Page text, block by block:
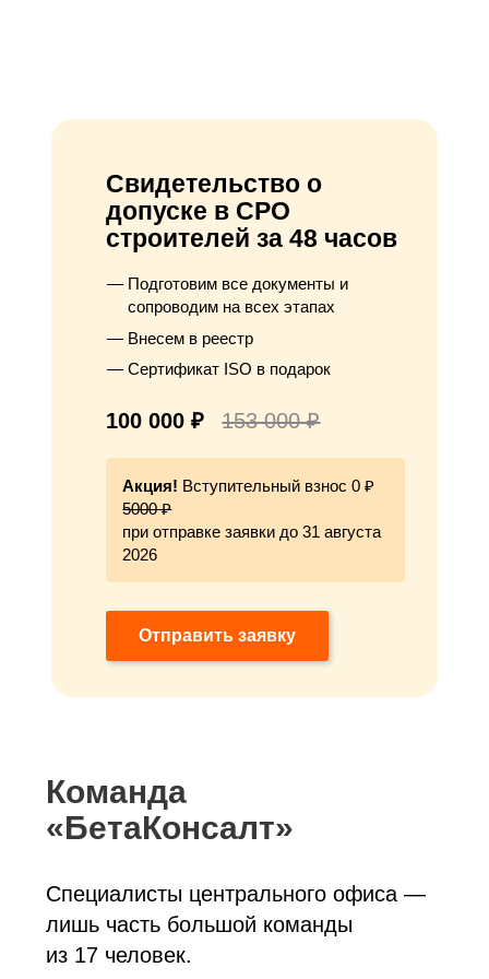
Свидетельство о
допуске в СРО
строителей за 48 часов
Подготовим все документы и
сопроводим на всех этапах
Внесем в реестр
Сертификат ISO в подарок
100 000 ₽ 153 000 ₽
Акция! Вступительный взнос 0 ₽
5000 ₽
при отправке заявки до 31 августа
2026
Отправить заявку
Команда
«БетаКонсалт»
Специалисты центрального офиса —
лишь часть большой команды
из 17 человек.